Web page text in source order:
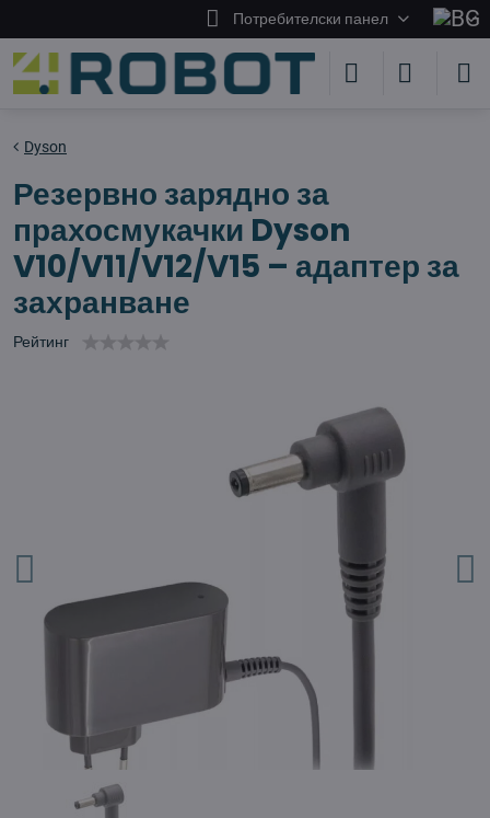
Потребителски панел
Dyson
Резервно зарядно за
прахосмукачки Dyson
V10/V11/V12/V15 – адаптер за
захранване
Рейтинг